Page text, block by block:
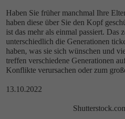
Haben Sie früher manchmal Ihre
haben diese über Sie den Kopf
ist das mehr als einmal passiert.
unterschiedlich die Generationen
haben, was sie sich wünschen und
treffen verschiedene Generationen
Konflikte verursachen oder zum
13.10.2022